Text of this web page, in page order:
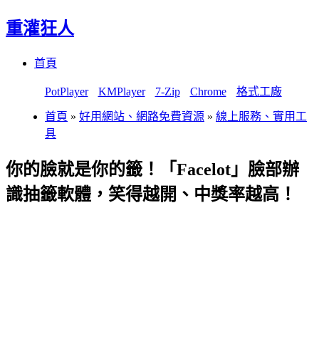
重灌狂人
首頁
PotPlayer KMPlayer 7-Zip Chrome 格式工廠
首頁 » 好用網站、網路免費資源 » 線上服務、實用工
具
你的臉就是你的籤！「Facelot」臉部辦
識抽籤軟體，笑得越開、中獎率越高！